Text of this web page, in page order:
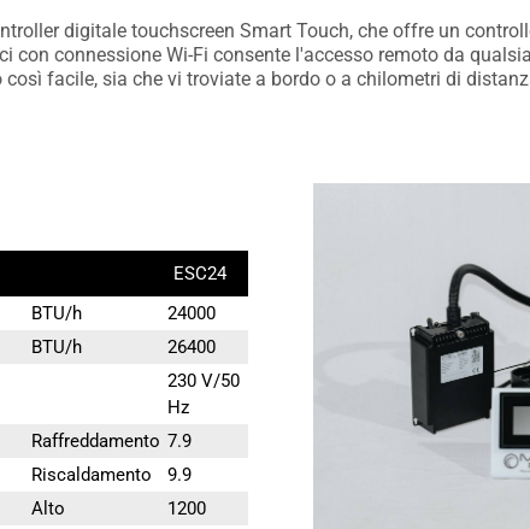
digitale touchscreen Smart Touch, che offre un
con connessione Wi-Fi consente l'accesso remoto da
facile, sia che vi troviate a bordo o a chilometri di
ESC24
BTU/h
24000
BTU/h 26400
230 V/50
Hz
Raffreddamento 7.9
Riscaldamento
9.9
Alto
1200